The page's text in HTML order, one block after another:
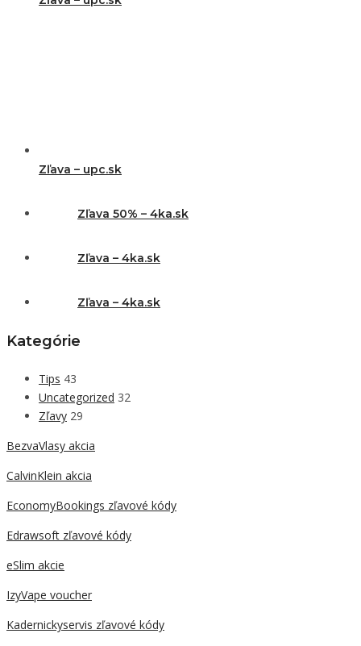
Zľava – upc.sk
Zľava 50% – 4ka.sk
Zľava – 4ka.sk
Zľava – 4ka.sk
Kategórie
Tips 43
Uncategorized 32
Zľavy 29
BezvaVlasy akcia
CalvinKlein akcia
EconomyBookings zľavové kódy
Edrawsoft zľavové kódy
eSlim akcie
IzyVape voucher
Kadernickyservis zľavové kódy